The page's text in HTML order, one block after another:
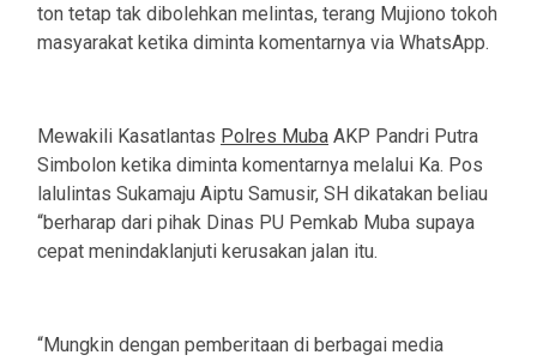
ton tetap tak dibolehkan melintas, terang Mujiono tokoh
masyarakat ketika diminta komentarnya via WhatsApp.
Mewakili Kasatlantas Polres Muba AKP Pandri Putra
Simbolon ketika diminta komentarnya melalui Ka. Pos
lalulintas Sukamaju Aiptu Samusir, SH dikatakan beliau
“berharap dari pihak Dinas PU Pemkab Muba supaya
cepat menindaklanjuti kerusakan jalan itu.
“Mungkin dengan pemberitaan di berbagai media